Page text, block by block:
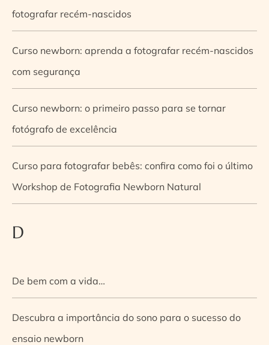
fotografar recém-nascidos
Curso newborn: aprenda a fotografar recém-nascidos
com segurança
Curso newborn: o primeiro passo para se tornar
fotógrafo de excelência
Curso para fotografar bebês: confira como foi o último
Workshop de Fotografia Newborn Natural
D
De bem com a vida…
Descubra a importância do sono para o sucesso do
ensaio newborn